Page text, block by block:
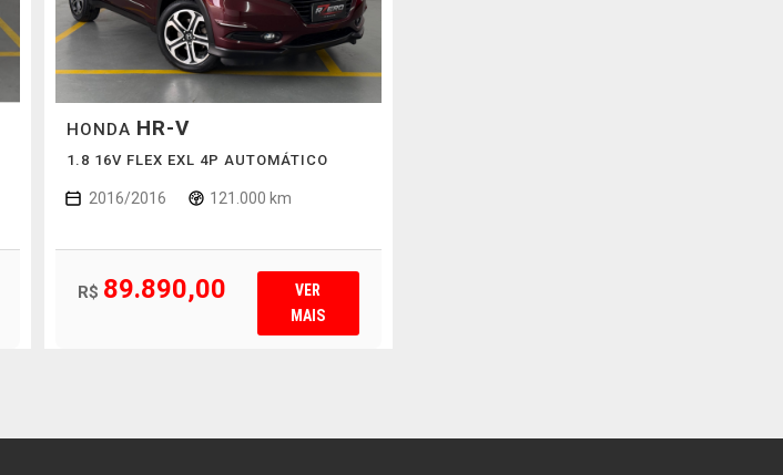
HONDA HR-V
1.8 16V FLEX EXL 4P AUTOMÁTICO
2016/2016 121.000 km
R$ 89.890,00
VER
MAIS